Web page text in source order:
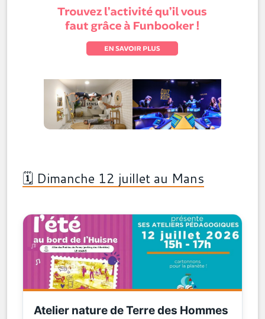
🗓️ Dimanche 12 juillet au Mans
Atelier nature de Terre des Hommes